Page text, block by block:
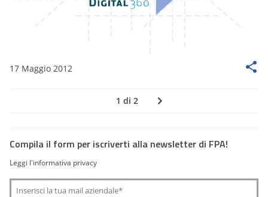
17 Maggio 2012
1 di 2
Compila il form per iscriverti alla newsletter di FPA!
Leggi l'informativa privacy